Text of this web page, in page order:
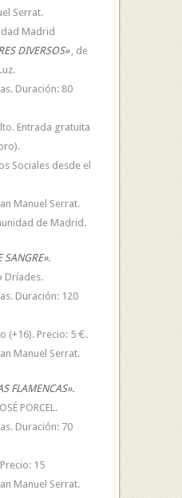
Serrat.
Madrid
DIVERSOS» , de
Duración: 80
Entrada gratuita
Sociales desde el
Manuel Serrat.
de Madrid.
SANGRE».
Dríades.
Duración: 120
(+16). Precio: 5 €.
Manuel Serrat.
FLAMENCAS».
PORCEL.
Duración: 70
15
Manuel Serrat.